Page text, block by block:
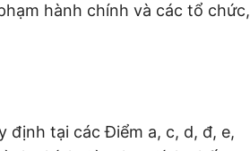
hành chính và các tổ chức,
định tại các Điểm a, c, d, đ, e,